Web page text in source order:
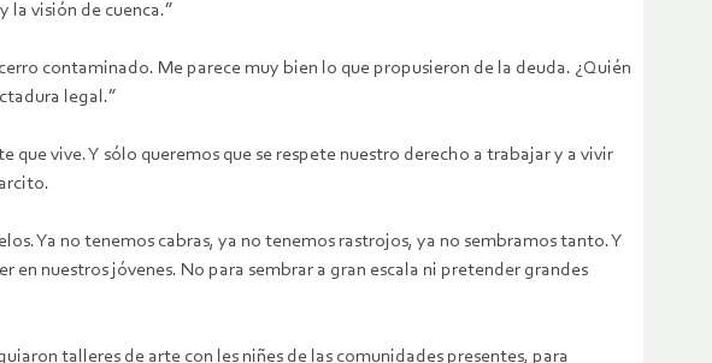
la visión de cuenca.”
contaminado. Me parece muy bien lo que propusieron de la deuda. ¿Quién
legal.”
vive. Y sólo queremos que se respete nuestro derecho a trabajar y a vivir
Ya no tenemos cabras, ya no tenemos rastrojos, ya no sembramos tanto. Y
en nuestros jóvenes. No para sembrar a gran escala ni pretender grandes
talleres de arte con les niñes de las comunidades presentes, para